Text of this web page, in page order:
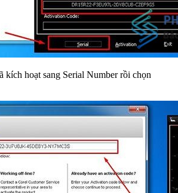
kích hoạt sang Serial Number rồi chọn